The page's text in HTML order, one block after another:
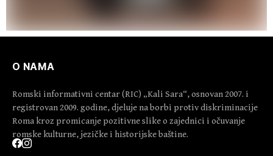
O NAMA
Romski informativni centar (RIC) „Kali Sara“, osnovan 2007. i
registrovan 2009. godine, djeluje na borbi protiv diskriminacije
Roma kroz promicanje pozitivne slike o zajednici i očuvanje
romske kulturne, jezičke i historijske baštine.